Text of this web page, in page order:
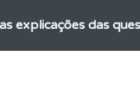
explicações das